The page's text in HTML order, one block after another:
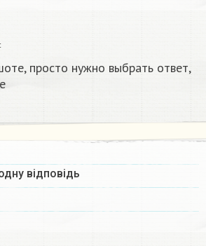
просто нужно выбрать ответ,
відповідь